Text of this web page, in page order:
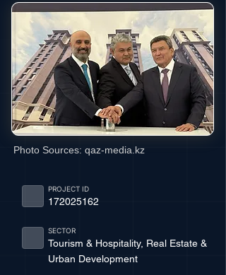
Photo Sources: qaz-media.kz
172025162
PROJECT ID
Tourism & Hospitality, Real Estate &
Urban Development
SECTOR